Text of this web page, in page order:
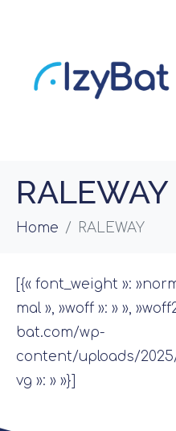
RALEWAY
Home RALEWAY
[{« font_weight »:
mal », »woff »: » »,
bat.com/wp-
content/uploads/2025/
vg »: » »}]